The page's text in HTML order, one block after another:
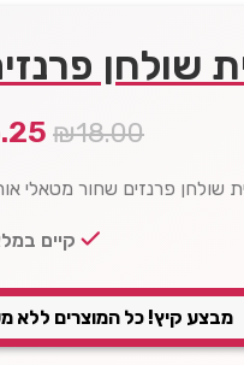
שולחן
₪18.00
פרנזים שחור מטאלי אורך 420 ס"מ גובה 75
קיים
מבצע קיץ! כל המוצרים ללא